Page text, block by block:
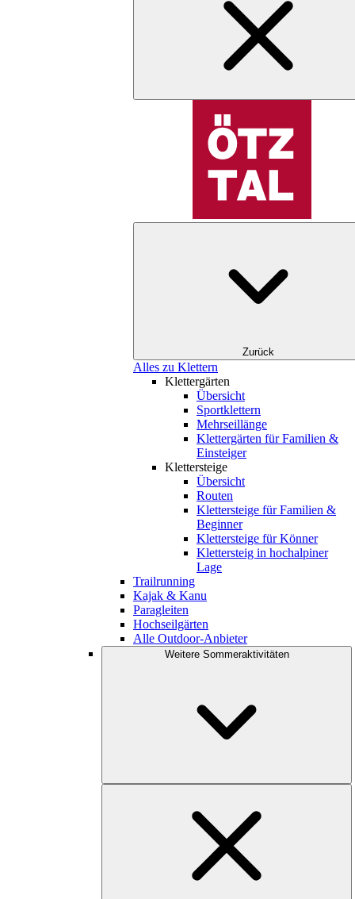
Zurück
Alles zu Klettern
Klettergärten
Übersicht
Sportklettern
Mehrseillänge
Klettergärten für Familien &
Einsteiger
Klettersteige
Übersicht
Routen
Klettersteige für Familien &
Beginner
Klettersteige für Könner
Klettersteig in hochalpiner
Lage
Trailrunning
Kajak & Kanu
Paragleiten
Hochseilgärten
Alle Outdoor-Anbieter
Weitere Sommeraktivitäten